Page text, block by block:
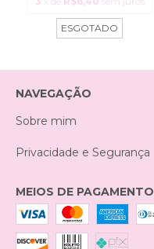
ESGOTADO
NAVEGAÇÃO
Sobre mim
Privacidade e Segurança
MEIOS DE PAGAMENTO